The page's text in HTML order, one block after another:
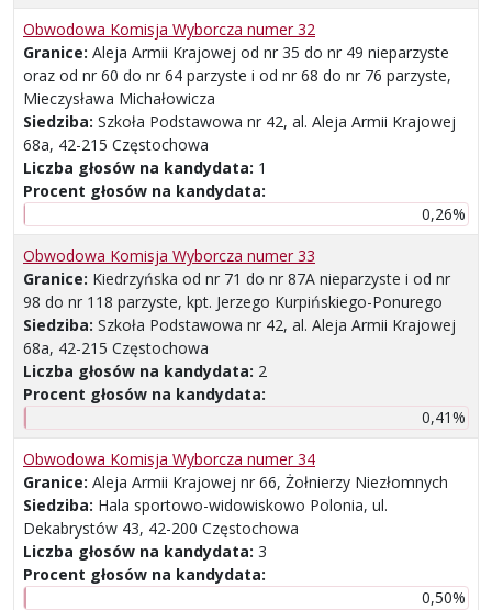
Obwodowa Komisja Wyborcza numer 32
Granice: Aleja Armii Krajowej od nr 35 do nr 49 nieparzyste
oraz od nr 60 do nr 64 parzyste i od nr 68 do nr 76 parzyste,
Mieczysława Michałowicza
Siedziba: Szkoła Podstawowa nr 42, al. Aleja Armii Krajowej
68a, 42-215 Częstochowa
Liczba głosów na kandydata: 1
Procent głosów na kandydata:
0,26%
Obwodowa Komisja Wyborcza numer 33
Granice: Kiedrzyńska od nr 71 do nr 87A nieparzyste i od nr
98 do nr 118 parzyste, kpt. Jerzego Kurpińskiego-Ponurego
Siedziba: Szkoła Podstawowa nr 42, al. Aleja Armii Krajowej
68a, 42-215 Częstochowa
Liczba głosów na kandydata: 2
Procent głosów na kandydata:
0,41%
Obwodowa Komisja Wyborcza numer 34
Granice: Aleja Armii Krajowej nr 66, Żołnierzy Niezłomnych
Siedziba: Hala sportowo-widowiskowo Polonia, ul.
Dekabrystów 43, 42-200 Częstochowa
Liczba głosów na kandydata: 3
Procent głosów na kandydata:
0,50%